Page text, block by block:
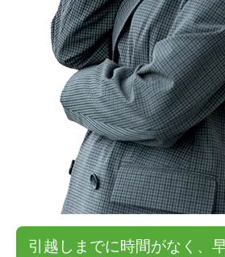
引越しまでに時間がなく、